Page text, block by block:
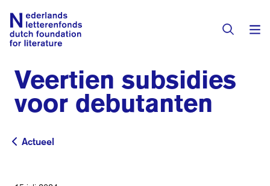
Subsidies
Veertien subsidies
voor debutanten
Actueel
Actueel